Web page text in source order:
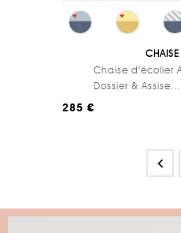
CHAISE
Chaise d’écolier
Dossier & Assise...
285 €
